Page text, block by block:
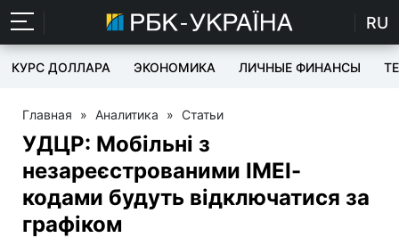
RU
КУРС ДОЛЛАРА ЭКОНОМИКА ЛИЧНЫЕ ФИНАНСЫ
Главная » Аналитика » Статьи
УДЦР: Мобільні з
незареєстрованими ІМЕІ-
кодами будуть відключатися за
графіком